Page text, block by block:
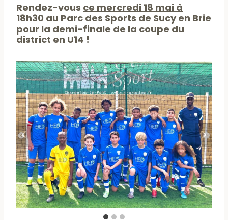
Rendez-vous ce mercredi 18 mai à
18h30 au Parc des Sports de Sucy en Brie
pour la demi-finale de la coupe du
district en U14 !